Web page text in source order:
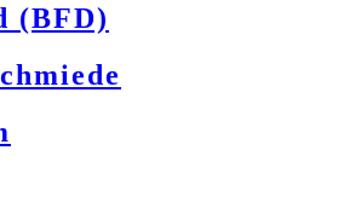
(BFD)